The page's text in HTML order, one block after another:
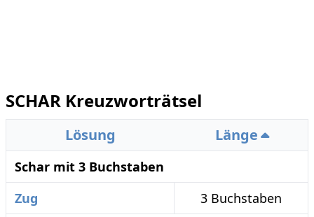
SCHAR Kreuzworträtsel
Lösung Länge
Schar mit 3 Buchstaben
Zug
3 Buchstaben